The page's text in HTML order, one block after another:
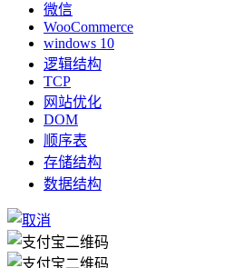
微信
WooCommerce
windows 10
逻辑结构
TCP
网站优化
DOM
顺序表
存储结构
数据结构